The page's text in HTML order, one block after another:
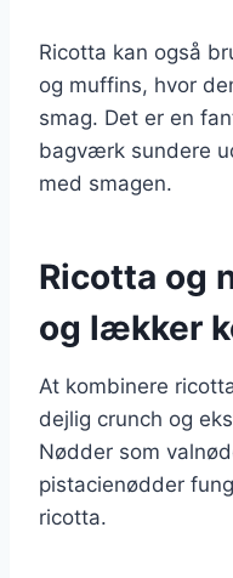
Ricotta kan også
og muffins, hvor
smag. Det er en
bagværk sundere
med smagen.
Ricotta og
og lækker
At kombinere
dejlig crunch og
Nødder som
pistacienødder
ricotta.